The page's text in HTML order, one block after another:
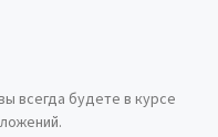
всегда будете в курсе